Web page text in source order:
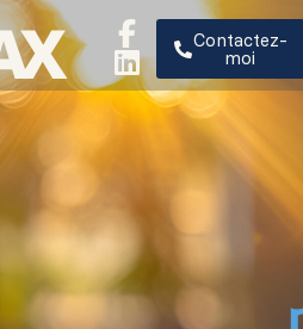
Contactez-
moi